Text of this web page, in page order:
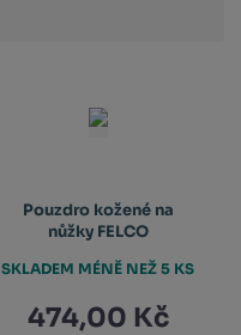
Pouzdro kožené na
nůžky FELCO
474,00 Kč
SKLADEM MÉNĚ NEŽ 5 KS